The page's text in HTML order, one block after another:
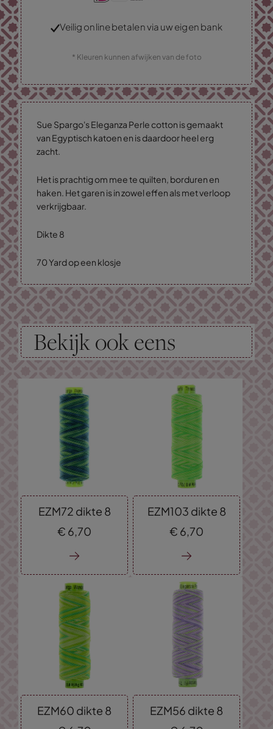
Veilig online betalen via uw eigen bank
* Kleuren kunnen afwijken van de foto
Sue Spargo's Eleganza Perle cotton is gemaakt
van Egyptisch katoen en is daardoor heel erg
zacht.
Het is prachtig om mee te quilten, borduren en
haken. Het garen is in zowel effen als met verloop
verkrijgbaar.
Dikte 8
70 Yard op een klosje
Bekijk ook eens
EZM72 dikte 8
€ 6,70
EZM103 dikte 8
€ 6,70
EZM60 dikte 8
EZM56 dikte 8